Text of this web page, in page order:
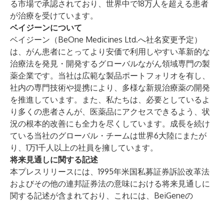
る市場で承認されており、世界中で18万人を超える患者
が治療を受けています。
ベイジーンについて
ベイジーン（BeOne Medicines Ltd.へ社名変更予定）
は、がん患者にとってより安価で利用しやすい革新的な
治療法を発見・開発するグローバルながん領域専門の製
薬企業です。当社は広範な製品ポートフォリオを有し、
社内の専門技術や提携により、多様な新規治療薬の開発
を推進しています。また、私たちは、必要としているよ
り多くの患者さんが、医薬品にアクセスできるよう、状
況の根本的改善にも全力を尽くしています。成長を続け
ている当社のグローバル・チームは世界6大陸にまたが
り、1万1千人以上の社員を擁しています。
将来見通しに関する記述
本プレスリリースには、1995年米国私募証券訴訟改革法
およびその他の連邦証券法の意味における将来見通しに
関する記述が含まれており、これには、BeiGeneの